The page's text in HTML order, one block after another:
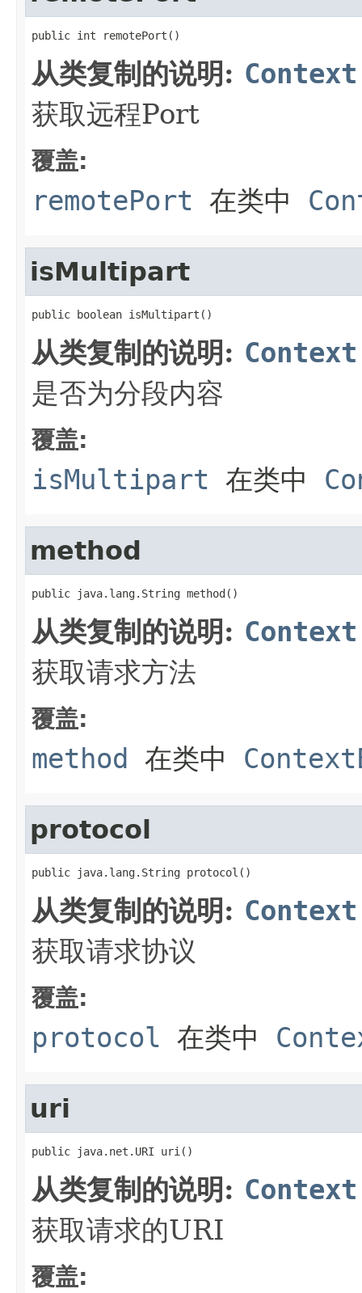
public int remotePort()
从类复制的说明: Context
获取远程Port
覆盖:
remotePort 在类中
isMultipart
public boolean isMultipart()
从类复制的说明: Context
是否为分段内容
覆盖:
isMultipart 在类中
method
public java.lang.String method()
从类复制的说明: Context
获取请求方法
覆盖:
method 在类中
protocol
public java.lang.String protocol()
从类复制的说明: Context
获取请求协议
覆盖:
protocol 在类中
uri
public java.net.URI uri()
从类复制的说明: Context
获取请求的URI
覆盖: